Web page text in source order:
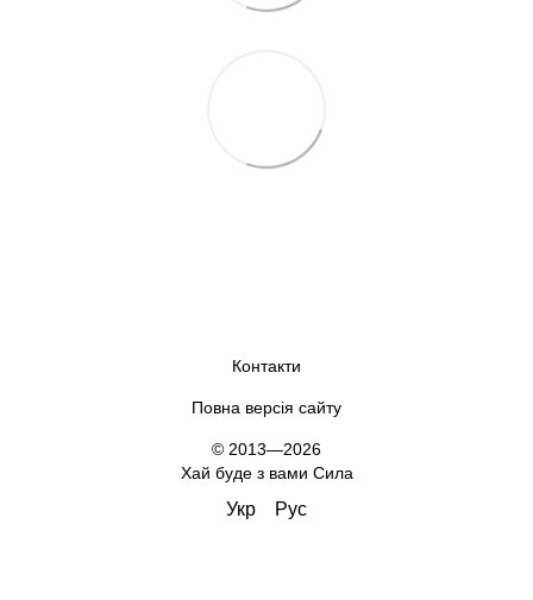
Контакти
Повна версія сайту
© 2013—2026
Хай буде з вами Сила
Укр Рус